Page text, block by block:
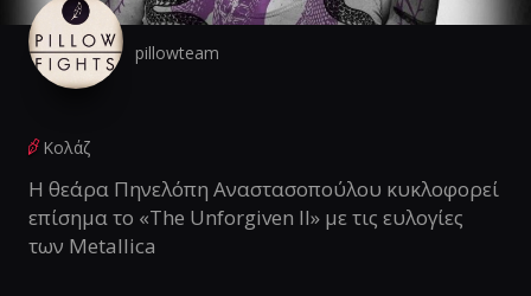
pillowteam
Κολάζ
Η θεάρα Πηνελόπη Αναστασοπούλου κυκλοφορεί
επίσημα το «The Unforgiven II» με τις ευλογίες
των Metallica